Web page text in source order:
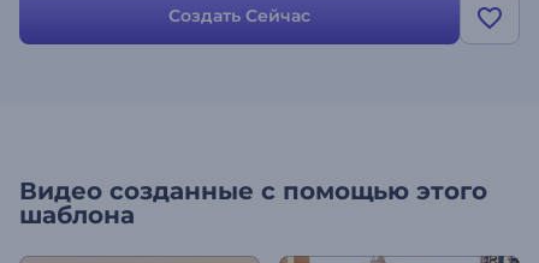
многого другого. Загрузите свои медиафайлы и создайте
видео высокого качества всего за пару минут. Пора
Создать Сейчас
Видео созданные с помощью этого
шаблона